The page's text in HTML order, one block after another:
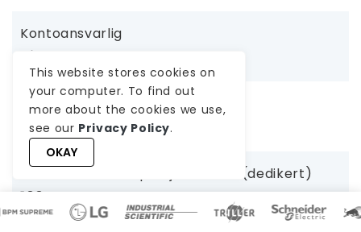
Kontoansvarlig
Tildelt
Prosjektleder
Tildelt
Jobber KUN med prosjektet ditt (dedikert)
100%
This website stores cookies on
your computer. To find out
more about the cookies we use,
see our Privacy Policy.
OKAY